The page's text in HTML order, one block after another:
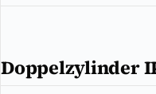
Doppelzylinder